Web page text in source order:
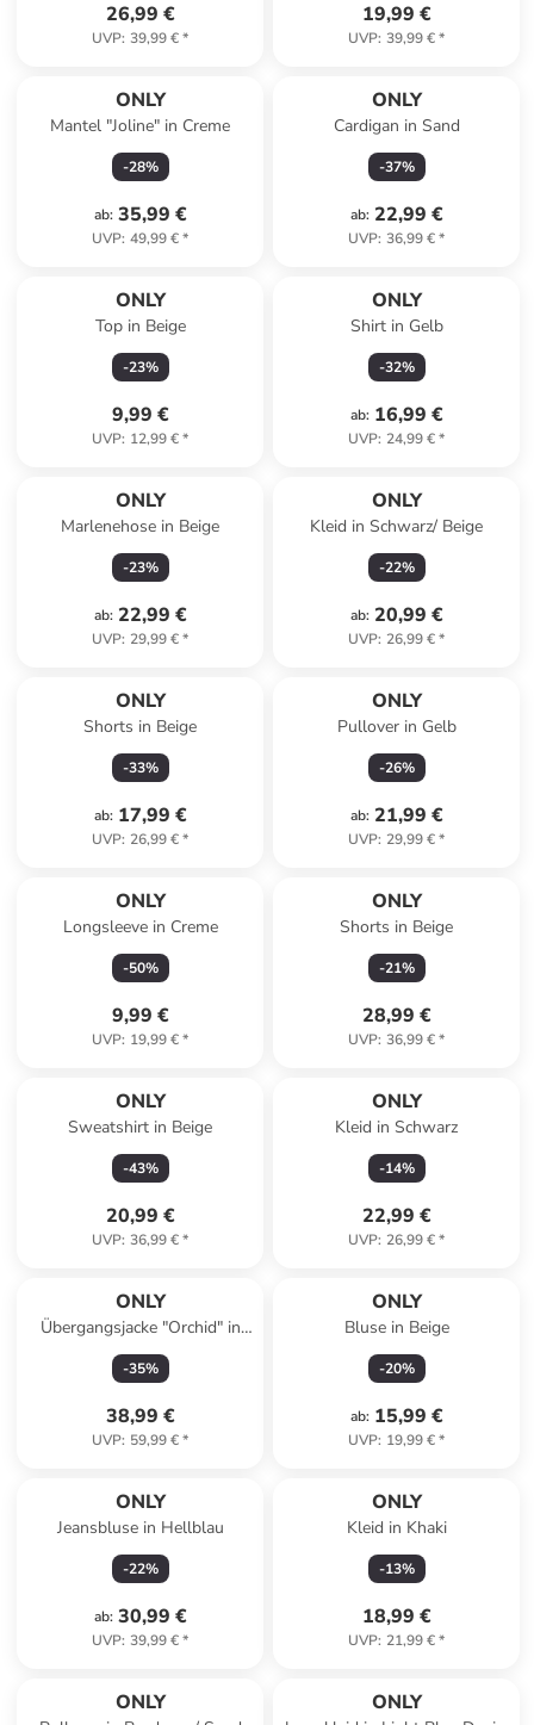
26,99 €
UVP: 39,99 €*
19,99 €
UVP: 39,99 €*
ONLY
Mantel "Joline" in Creme
-28%
ab: 35,99 €
UVP: 49,99 €*
ONLY
Cardigan in Sand
-37%
ab: 22,99 €
UVP: 36,99 €*
ONLY
Top in Beige
-23%
9,99 €
UVP: 12,99 €*
ONLY
Shirt in Gelb
-32%
ab: 16,99 €
UVP: 24,99 €*
ONLY
Marlenehose in Beige
-23%
ab: 22,99 €
UVP: 29,99 €*
ONLY
Kleid in Schwarz/ Beige
-22%
ab: 20,99 €
UVP: 26,99 €*
ONLY
Shorts in Beige
-33%
ab: 17,99 €
UVP: 26,99 €*
ONLY
Pullover in Gelb
-26%
ab: 21,99 €
UVP: 29,99 €*
ONLY
Longsleeve in Creme
-50%
9,99 €
UVP: 19,99 €*
ONLY
Shorts in Beige
-21%
28,99 €
UVP: 36,99 €*
ONLY
Sweatshirt in Beige
-43%
20,99 €
UVP: 36,99 €*
ONLY
Kleid in Schwarz
-14%
22,99 €
UVP: 26,99 €*
ONLY
Übergangsjacke "Orchid" in
Taupe
-35%
38,99 €
UVP: 59,99 €*
ONLY
Bluse in Beige
-20%
ab: 15,99 €
UVP: 19,99 €*
ONLY
Jeansbluse in Hellblau
-22%
ab: 30,99 €
UVP: 39,99 €*
ONLY
Kleid in Khaki
-13%
18,99 €
UVP: 21,99 €*
ONLY ONLY